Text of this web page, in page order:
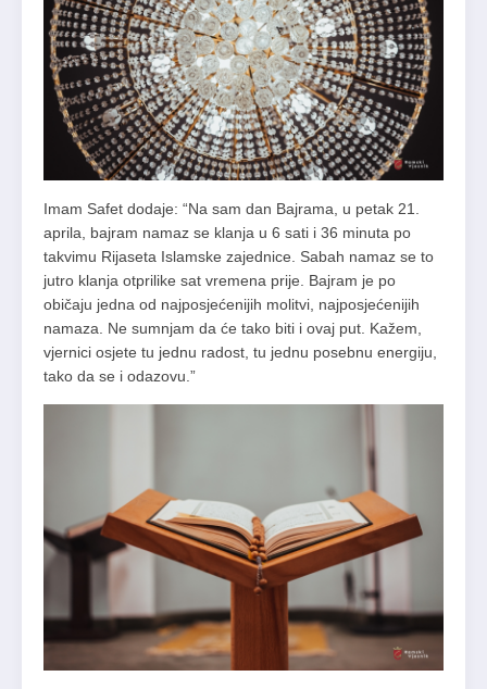
Imam Safet dodaje: “Na sam dan Bajrama, u petak 21.
aprila, bajram namaz se klanja u 6 sati i 36 minuta po
takvimu Rijaseta Islamske zajednice. Sabah namaz se to
jutro klanja otprilike sat vremena prije. Bajram je po
običaju jedna od najposjećenijih molitvi, najposjećenijih
namaza. Ne sumnjam da će tako biti i ovaj put. Kažem,
vjernici osjete tu jednu radost, tu jednu posebnu energiju,
tako da se i odazovu.”